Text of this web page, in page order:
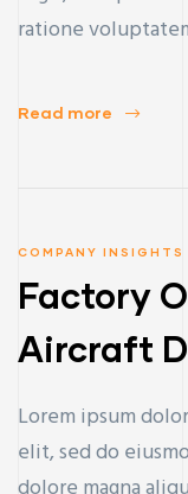
ratione
Read more
COMPANY INSIGHTS
Factory
Aircraft
Lorem ipsum
elit, sed do